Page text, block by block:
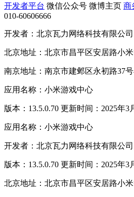
开发者平台 微信公众号 微博主页 商
010-60606666
开发者：北京瓦力网络科技有限公司
北京地址：北京市昌平区安居路小
南京地址：南京市建邺区永初路37
应用名称：小米游戏中心
版本：13.5.0.70 更新时间：2025年3
应用名称：小米游戏中心
开发者：北京瓦力网络科技有限公司
版本：13.5.0.70 更新时间：2025年3
北京地址：北京市昌平区安居路小